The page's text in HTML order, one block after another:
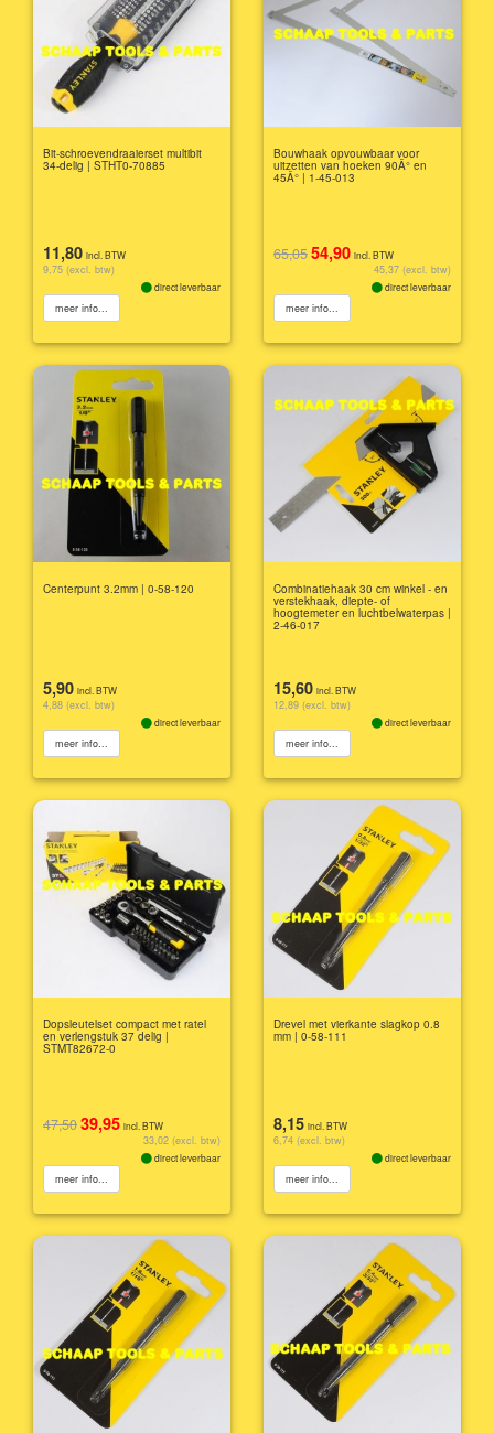
Bit-schroevendraaierset multibit
34-delig | STHT0-70885
11,80 incl. BTW
9,75 (excl. btw)
direct leverbaar
meer info...
Bouwhaak opvouwbaar voor
uitzetten van hoeken 90Â° en
45Â° | 1-45-013
65,0554,90 incl. BTW
45,37 (excl. btw)
direct leverbaar
meer info...
Centerpunt 3.2mm | 0-58-120
5,90 incl. BTW
4,88 (excl. btw)
direct leverbaar
meer info...
Combinatiehaak 30 cm winkel - en
verstekhaak, diepte- of
hoogtemeter en luchtbelwaterpas |
2-46-017
15,60 incl. BTW
12,89 (excl. btw)
direct leverbaar
meer info...
Dopsleutelset compact met ratel
en verlengstuk 37 delig |
STMT82672-0
47,5039,95 incl. BTW
33,02 (excl. btw)
direct leverbaar
meer info...
Drevel met vierkante slagkop 0.8
mm | 0-58-111
8,15 incl. BTW
6,74 (excl. btw)
direct leverbaar
meer info...